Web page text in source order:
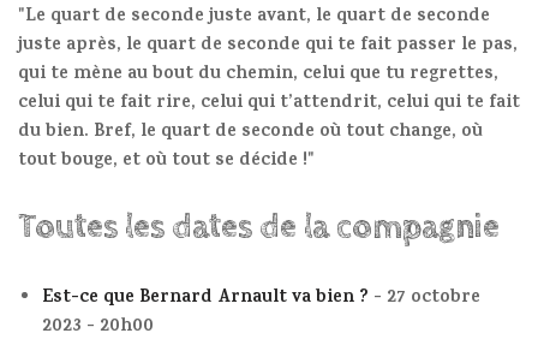
"Le quart de seconde juste avant, le quart de seconde
juste après, le quart de seconde qui te fait passer le pas,
qui te mène au bout du chemin, celui que tu regrettes,
celui qui te fait rire, celui qui t’attendrit, celui qui te fait
du bien. Bref, le quart de seconde où tout change, où
tout bouge, et où tout se décide !"
Toutes les dates de la compagnie
Est-ce que Bernard Arnault va bien ? - 27 octobre
2023 - 20h00